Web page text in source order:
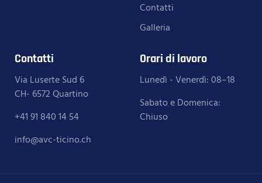
Contatti
Galleria
Contatti
Via Luserte Sud 6
CH- 6572 Quartino
+41 91 840 14 54
info@avc-ticino.ch
Orari di lavoro
Lunedì - Venerdì: 08–18
Sabato e Domenica:
Chiuso